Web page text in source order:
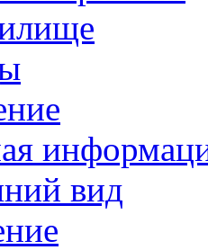
вид